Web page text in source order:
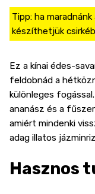
Tipp: ha
készíthetjük
Ez a kínai édes-
feldobnád a
különleges
ananász és a
amiért mindenki
adag illatos
Hasznos